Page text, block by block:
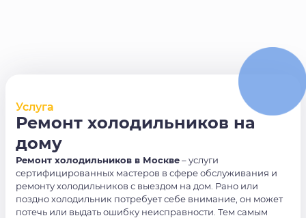
Услуга
Ремонт холодильников на
дому
Ремонт холодильников в Москве– услуги
сертифицированных мастеров в сфере обслуживания и
ремонту холодильников с выездом на дом. Рано или
поздно холодильник потребует себе внимание, он может
потечь или выдать ошибку неисправности. Тем самым